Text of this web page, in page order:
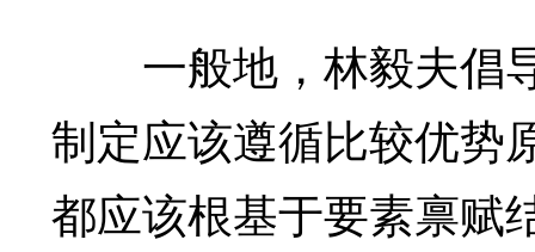
一般地，林毅夫倡
制定应该遵循比较优势
都应该根基于要素禀赋